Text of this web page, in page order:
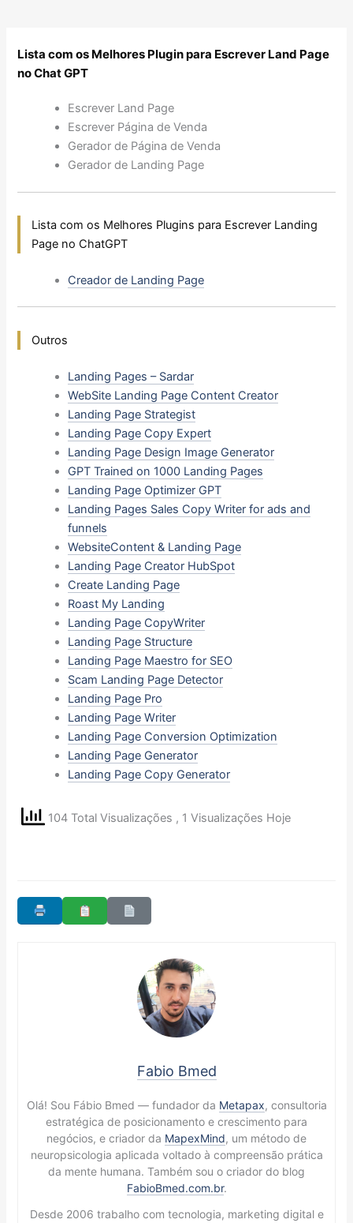
Lista com os Melhores Plugin para Escrever Land Page
no Chat GPT
Escrever Land Page
Escrever Página de Venda
Gerador de Página de Venda
Gerador de Landing Page
Lista com os Melhores Plugins para Escrever Landing
Page no ChatGPT
Creador de Landing Page
Outros
Landing Pages – Sardar
WebSite Landing Page Content Creator
Landing Page Strategist
Landing Page Copy Expert
Landing Page Design Image Generator
GPT Trained on 1000 Landing Pages
Landing Page Optimizer GPT
Landing Pages Sales Copy Writer for ads and
funnels
WebsiteContent & Landing Page
Landing Page Creator HubSpot
Create Landing Page
Roast My Landing
Landing Page CopyWriter
Landing Page Structure
Landing Page Maestro for SEO
Scam Landing Page Detector
Landing Page Pro
Landing Page Writer
Landing Page Conversion Optimization
Landing Page Generator
Landing Page Copy Generator
104 Total Visualizações , 1 Visualizações Hoje
Fabio Bmed
Olá! Sou Fábio Bmed — fundador da Metapax, consultoria
estratégica de posicionamento e crescimento para
negócios, e criador da MapexMind, um método de
neuropsicologia aplicada voltado à compreensão prática
da mente humana. Também sou o criador do blog
FabioBmed.com.br.
Desde 2006 trabalho com tecnologia, marketing digital e